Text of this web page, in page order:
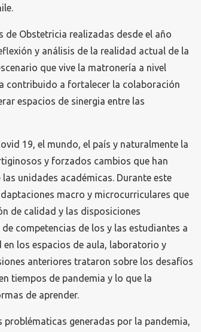
de Obstetricia realizadas desde el año
y análisis de la realidad actual de la
que vive la matronería a nivel
contribuido a fortalecer la colaboración
espacios de sinergia entre las
19, el mundo, el país y naturalmente la
y forzados cambios que han
unidades académicas. Durante este
macro y microcurriculares que
de calidad y las disposiciones
competencias de los y las estudiantes a
los espacios de aula, laboratorio y
anteriores trataron sobre los desafíos
tiempos de pandemia y lo que la
de aprender.
problématicas generadas por la pandemia,